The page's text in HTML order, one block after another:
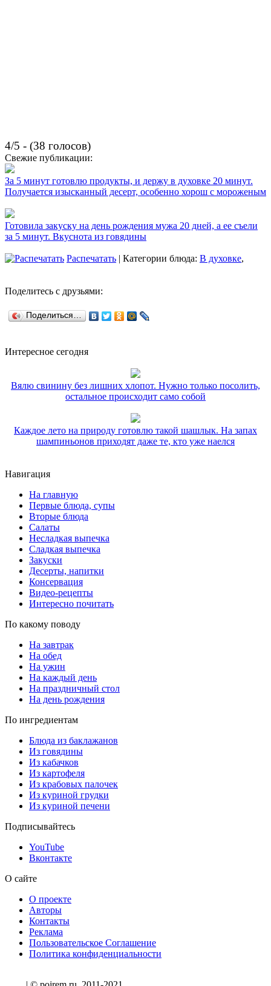
4/5 - (38 голосов)
Свежие публикации:
За 5 минут готовлю продукты, и держу в духовке 20 минут.
Получается изысканный десерт, особенно хорош с мороженым
Готовила закуску на день рождения мужа 20 дней, а ее съели
за 5 минут. Вкуснота из говядины
Распечатать | Категории блюда: В духовке,
Поделитесь с друзьями:
Поделиться…
Интересное сегодня
Вялю свинину без лишних хлопот. Нужно только посолить,
остальное происходит само собой
Каждое лето на природу готовлю такой шашлык. На запах
шампиньонов приходят даже те, кто уже наелся
Навигация
На главную
Первые блюда, супы
Вторые блюда
Салаты
Несладкая выпечка
Сладкая выпечка
Закуски
Десерты, напитки
Консервация
Видео-рецепты
Интересно почитать
По какому поводу
На завтрак
На обед
На ужин
На каждый день
На праздничный стол
На день рождения
По ингредиентам
Блюда из баклажанов
Из говядины
Из кабачков
Из картофеля
Из крабовых палочек
Из куриной грудки
Из куриной печени
Подписывайтесь
YouTube
Вконтакте
О сайте
О проекте
Авторы
Контакты
Реклама
Пользовательское Соглашение
Политика конфиденциальности